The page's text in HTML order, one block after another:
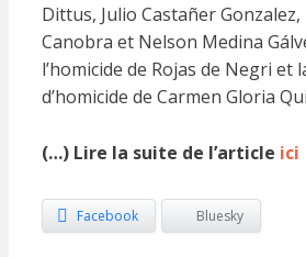
Dittus, Julio Castañer
Canobra et Nelson Medina
l’homicide de Rojas de Negri et
d’homicide de Carmen Gloria
(…) Lire la suite de l’article ici
Facebook Bluesky